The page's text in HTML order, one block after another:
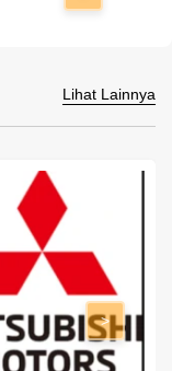
Lihat Lainnya
>